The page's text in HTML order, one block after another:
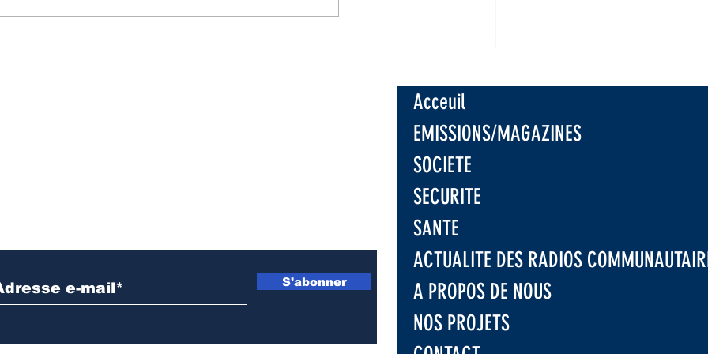
agriculteurs avant la
prochaine saison
S'abonner
Acceuil
EMISSIONS/MAGAZINES
SOCIETE
SECURITE
SANTE
ACTUALITE DES RADIOS
A PROPOS DE NOUS
NOS PROJETS